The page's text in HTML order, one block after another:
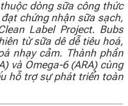
dòng sữa công thức
chứng nhận sữa sạch,
Label Project. Bubs
từ sữa dê dễ tiêu hoá,
nhạy cảm. Thành phần
và Omega-6 (ARA) cùng
hỗ trợ sự phát triển toàn